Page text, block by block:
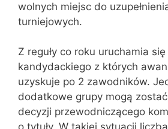
wolnych miejsc do
turniejowych.
Z reguły co roku uruchamia
kandydackiego z których
uzyskuje po 2 zawodników.
dodatkowe grupy mogą
decyzji przewodniczącego
o tytuły. W takiej sytuacji